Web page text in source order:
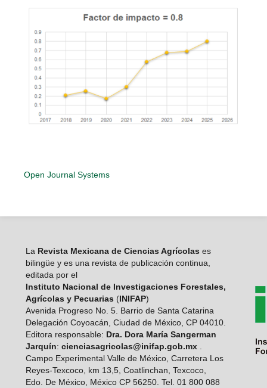
Open Journal Systems
La Revista Mexicana de Ciencias Agrícolas es
bilingüe y es una revista de publicación continua,
editada por el
Instituto Nacional de Investigaciones Forestales,
Agrícolas y Pecuarias (INIFAP)
Avenida Progreso No. 5. Barrio de Santa Catarina
Delegación Coyoacán, Ciudad de México, CP 04010.
Editora responsable: Dra. Dora María Sangerman
Jarquín: cienciasagricolas@inifap.gob.mx.
Campo Experimental Valle de México, Carretera Los
Reyes-Texcoco, km 13,5, Coatlinchan, Texcoco,
Edo. De México, México CP 56250. Tel. 01 800 088